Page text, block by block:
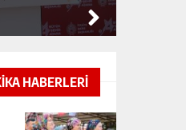
HABERLERİ